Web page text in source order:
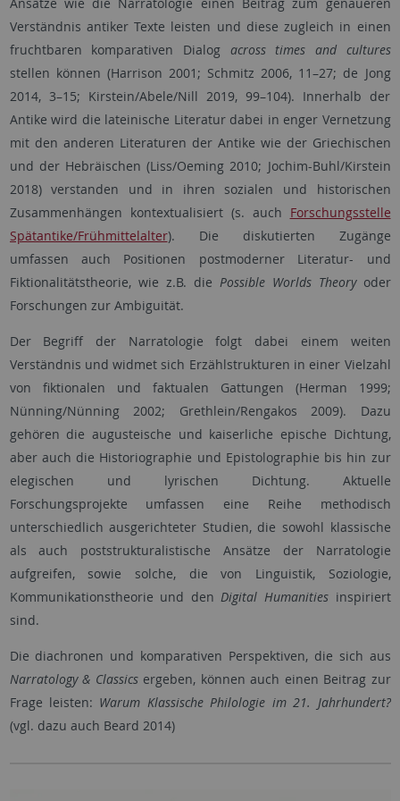
Verständnis antiker Texte leisten und diese zugleich in einen
fruchtbaren komparativen Dialog across times and cultures
stellen können (Harrison 2001; Schmitz 2006, 11–27; de Jong
2014, 3–15; Kirstein/Abele/Nill 2019, 99–104). Innerhalb der
Antike wird die lateinische Literatur dabei in enger Vernetzung
mit den anderen Literaturen der Antike wie der Griechischen
und der Hebräischen (Liss/Oeming 2010; Jochim-Buhl/Kirstein
2018) verstanden und in ihren sozialen und historischen
Zusammenhängen kontextualisiert (s. auch Forschungsstelle
Spätantike/Frühmittelalter). Die diskutierten Zugänge
umfassen auch Positionen postmoderner Literatur- und
Fiktionalitätstheorie, wie z.B. die Possible Worlds Theoryoder
Forschungen zur Ambiguität.
Der Begriff der Narratologie folgt dabei einem weiten
Verständnis und widmet sich Erzählstrukturen in einer Vielzahl
von fiktionalen und faktualen Gattungen (Herman 1999;
Nünning/Nünning 2002; Grethlein/Rengakos 2009). Dazu
gehören die augusteische und kaiserliche epische Dichtung,
aber auch die Historiographie und Epistolographie bis hin zur
elegischen und lyrischen Dichtung. Aktuelle
Forschungsprojekte umfassen eine Reihe methodisch
unterschiedlich ausgerichteter Studien, die sowohl klassische
als auch poststrukturalistische Ansätze der Narratologie
aufgreifen, sowie solche, die von Linguistik, Soziologie,
Kommunikationstheorie und denDigital Humanitiesinspiriert
sind.
Die diachronen und komparativen Perspektiven, die sich aus
Narratology & Classicsergeben, können auch einen Beitrag zur
Frage leisten: Warum Klassische Philologie im 21. Jahrhundert?
(vgl. dazu auch Beard 2014)